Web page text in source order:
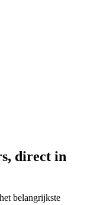
direct in
belangrijkste